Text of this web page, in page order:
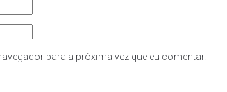
para a próxima vez que eu comentar.